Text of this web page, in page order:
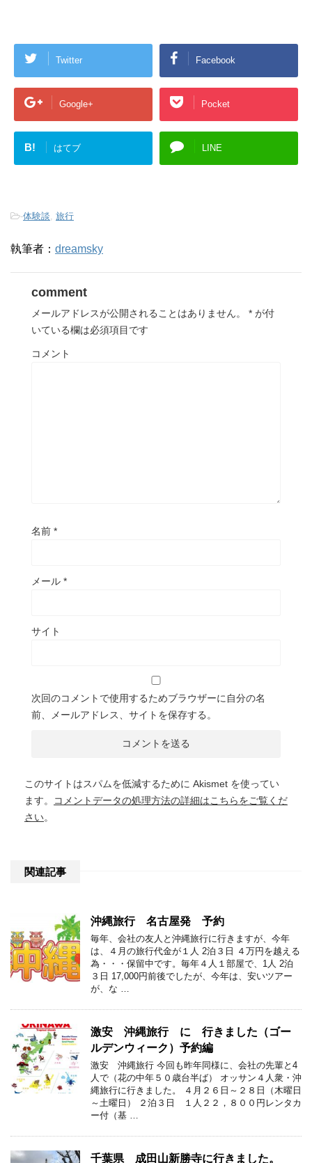
Twitter Facebook
Google+ Pocket
B! はてブ LINE
-体験談 旅行
執筆者： dreamsky
comment
メールアドレスが公開されることはありません。 * が付
いている欄は必須項目です
コメント
名前 *
メール *
サイト
次回のコメントで使用するためブラウザーに自分の名
前、メールアドレス、サイトを保存する。
このサイトはスパムを低減するために Akismet を使ってい
ます。
コメントデータの処理方法の詳細はこちらをご覧くだ
さい。
関連記事
沖縄旅行 名古屋発 予約
毎年、会社の友人と沖縄旅行に行きますが、今年
は、４月の旅行代金が１人 2泊３日 ４万円を越える
為・・・保留中です。毎年４人１部屋で、1人 2泊
３日 17,000円前後でしたが、今年は、安いツアー
が、な …
激安 沖縄旅行 に 行きました（ゴー
ルデンウィーク）予約編
激安 沖縄旅行 今回も昨年同様に、会社の先輩と4
人で（花の中年５０歳台半ば） オッサン４人衆・沖
縄旅行に行きました。 ４月２６日～２８日（木曜日
～土曜日） ２泊３日 １人２２，８００円レンタカ
ー付（基 …
千葉県 成田山新勝寺に行きました。